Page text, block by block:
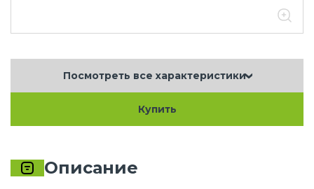
Посмотреть все характеристики
Купить
Описание